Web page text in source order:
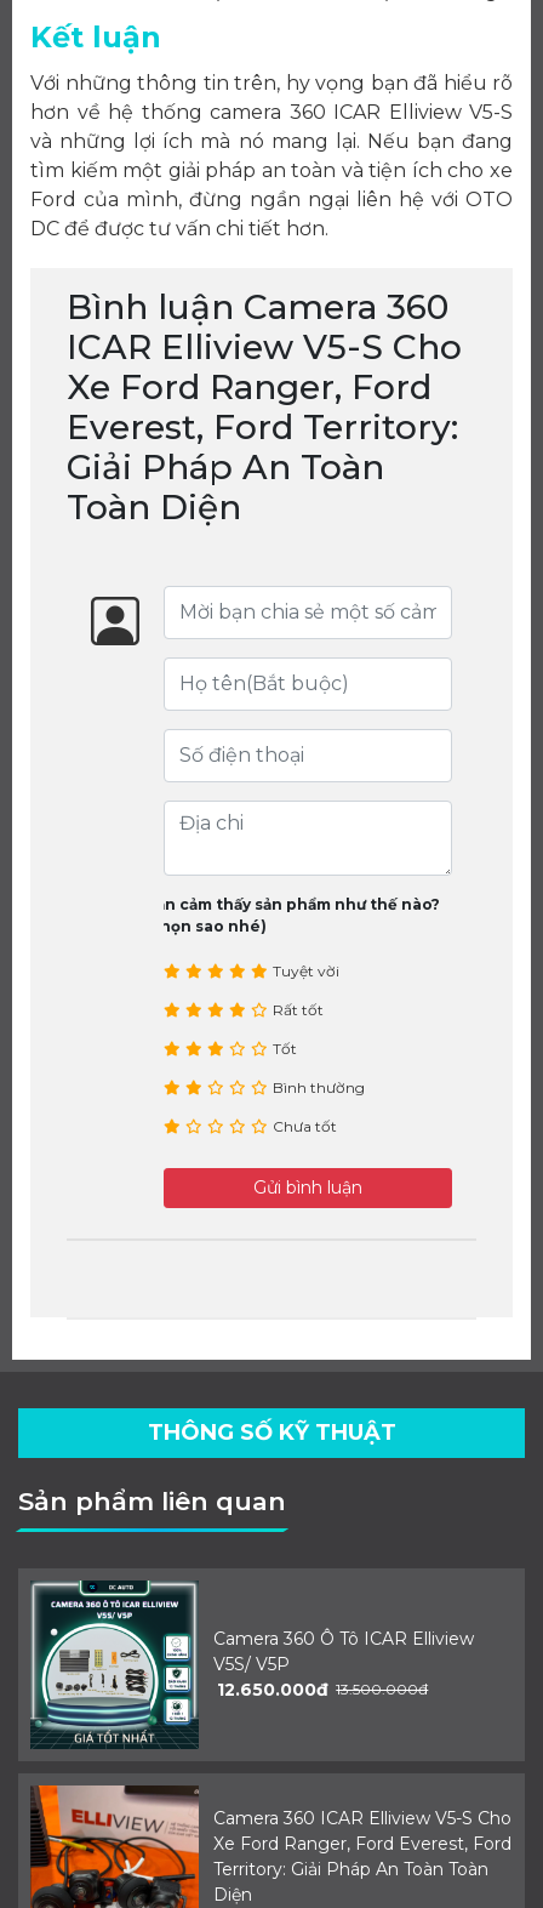
Kết luận
Với những thông tin trên, hy vọng bạn đã hiểu rõ
hơn về hệ thống camera 360 ICAR Elliview V5-S
và những lợi ích mà nó mang lại. Nếu bạn đang
tìm kiếm một giải pháp an toàn và tiện ích cho xe
Ford của mình, đừng ngần ngại liên hệ với OTO
DC để được tư vấn chi tiết hơn.
Bình luận Camera 360
ICAR Elliview V5-S Cho
Xe Ford Ranger, Ford
Everest, Ford Territory:
Giải Pháp An Toàn
Toàn Diện
Bạn cảm thấy sản phẩm như thế nào?
(chọn sao nhé)
Tuyệt vời
Rất tốt
Tốt
Bình thường
Chưa tốt
Gửi bình luận
THÔNG SỐ KỸ THUẬT
Sản phẩm liên quan
Camera 360 Ô Tô ICAR Elliview
V5S/ V5P
12.650.000đ 13.500.000đ
Camera 360 ICAR Elliview V5-S Cho
Xe Ford Ranger, Ford Everest, Ford
Territory: Giải Pháp An Toàn Toàn
Diện